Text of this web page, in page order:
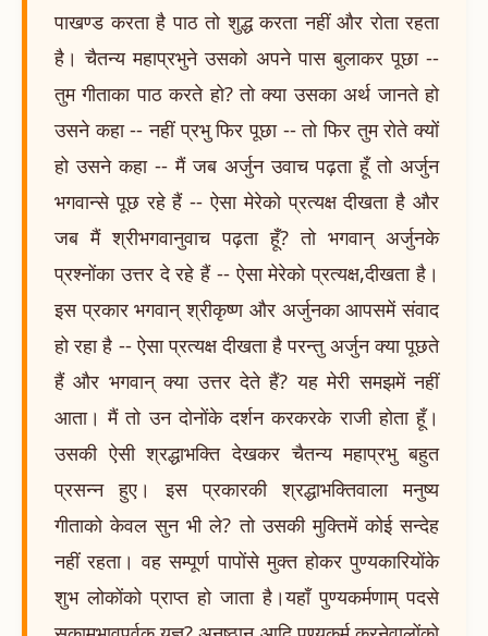
पाखण्ड करता है पाठ तो शुद्ध करता नहीं और रोता रहता
है। चैतन्य महाप्रभुने उसको अपने पास बुलाकर पूछा --
तुम गीताका पाठ करते हो? तो क्या उसका अर्थ जानते हो
उसने कहा -- नहीं प्रभु फिर पूछा -- तो फिर तुम रोते क्यों
हो उसने कहा -- मैं जब अर्जुन उवाच पढ़ता हूँ तो अर्जुन
भगवान्से पूछ रहे हैं -- ऐसा मेरेको प्रत्यक्ष दीखता है और
जब मैं श्रीभगवानुवाच पढ़ता हूँ? तो भगवान् अर्जुनके
प्रश्नोंका उत्तर दे रहे हैं -- ऐसा मेरेको प्रत्यक्ष,दीखता है।
इस प्रकार भगवान् श्रीकृष्ण और अर्जुनका आपसमें संवाद
हो रहा है -- ऐसा प्रत्यक्ष दीखता है परन्तु अर्जुन क्या पूछते
हैं और भगवान् क्या उत्तर देते हैं? यह मेरी समझमें नहीं
आता। मैं तो उन दोनोंके दर्शन करकरके राजी होता हूँ।
उसकी ऐसी श्रद्धाभक्ति देखकर चैतन्य महाप्रभु बहुत
प्रसन्न हुए। इस प्रकारकी श्रद्धाभक्तिवाला मनुष्य
गीताको केवल सुन भी ले? तो उसकी मुक्तिमें कोई सन्देह
नहीं रहता। वह सम्पूर्ण पापोंसे मुक्त होकर पुण्यकारियोंके
शुभ लोकोंको प्राप्त हो जाता है।यहाँ पुण्यकर्मणाम् पदसे